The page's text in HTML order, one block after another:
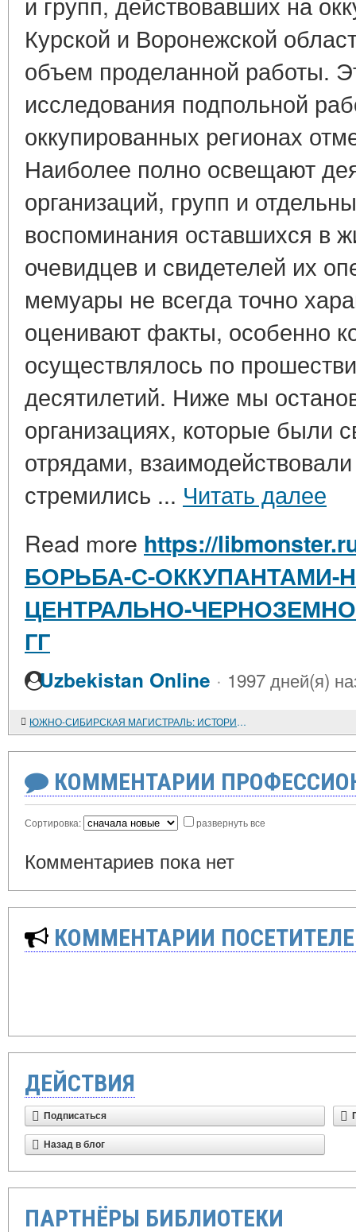
Курской и Воронежской
объем проделанной работы.
исследования подпольной
оккупированных регионах
Наиболее полно освещают
организаций, групп и
воспоминания оставшихся в
очевидцев и свидетелей их
мемуары не всегда точно
оценивают факты, особенно
осуществлялось по
десятилетий. Ниже мы
организациях, которые были
отрядами,
стремились ... Читать далее
Read more https://
БОРЬБА-С-ОККУПАНТАМИ-
ЦЕНТРАЛЬНО-
ГГ
Uzbekistan Online · 1997 дней(я)
ЮЖНО-СИБИРСКАЯ МАГИСТРАЛЬ: ИСТОРИЯ ПРОЕКТИРОВАНИЯ
КОММЕНТАРИИ
Сортировка: развернуть все
Комментариев пока нет
КОММЕНТАРИИ
ДЕЙСТВИЯ
Подписаться
Назад в блог
ПАРТНЁРЫ БИБЛИОТЕКИ